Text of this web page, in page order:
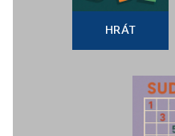
HRÁT